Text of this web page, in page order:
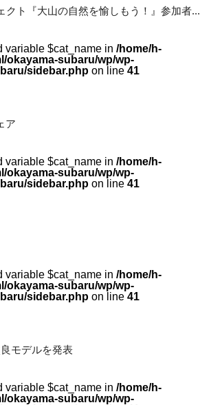
クト『大山の自然を愉しもう！』参加者...
variable $cat_name in /home/h-
okayama-subaru/wp/wp-
sidebar.php on line 41
ア
variable $cat_name in /home/h-
okayama-subaru/wp/wp-
sidebar.php on line 41
variable $cat_name in /home/h-
okayama-subaru/wp/wp-
sidebar.php on line 41
モデルを発表
variable $cat_name in /home/h-
okayama-subaru/wp/wp-